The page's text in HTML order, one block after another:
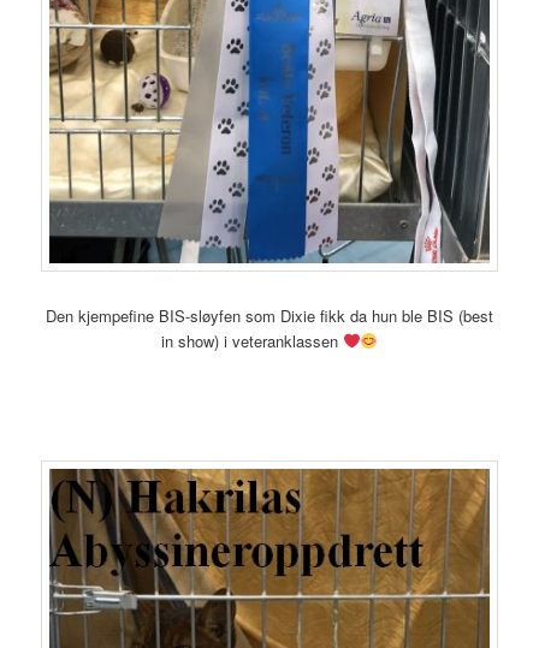
Den kjempefine BIS-sløyfen som Dixie fikk da hun ble BIS (best
in show) i veteranklassen